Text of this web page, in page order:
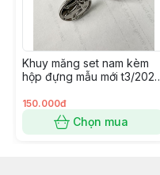
Khuy măng set nam kèm
hộp đựng mẫu mới t3/2024
150.000đ
Chọn mua